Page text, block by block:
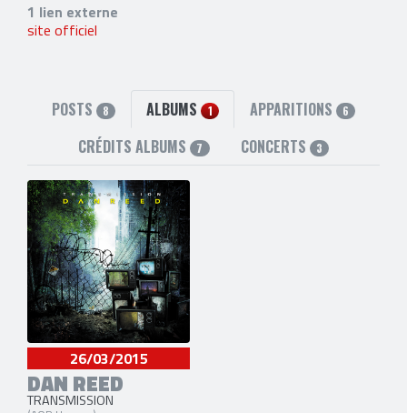
1 lien externe
site officiel
POSTS 8 ALBUMS 1 APPARITIONS 6
CRÉDITS ALBUMS 7 CONCERTS 3
26/03/2015
DAN REED
TRANSMISSION